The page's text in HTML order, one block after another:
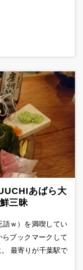
あばら大
鮮三昧
ｗ）を満喫してい
ブックマークして
最寄りが千葉駅で